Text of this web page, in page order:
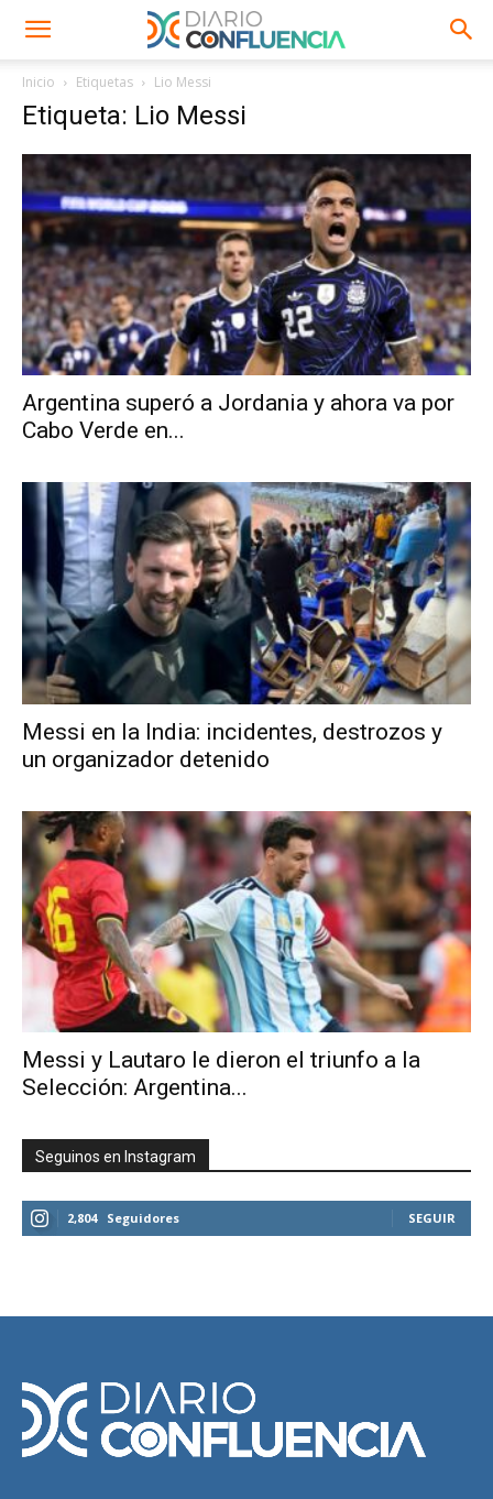
Inicio Etiquetas Lio Messi
Etiqueta: Lio Messi
Argentina superó a Jordania y ahora va por
Cabo Verde en...
Messi en la India: incidentes, destrozos y
un organizador detenido
Messi y Lautaro le dieron el triunfo a la
Selección: Argentina...
Seguinos en Instagram
2,804 Seguidores SEGUIR